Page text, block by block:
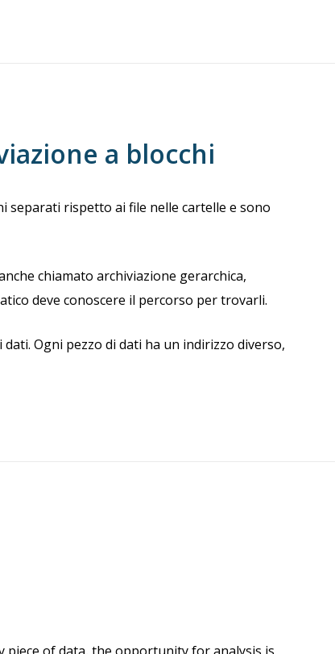
a blocchi
separati rispetto ai file nelle cartelle e sono
chiamato archiviazione gerarchica,
deve conoscere il percorso per trovarli.
Ogni pezzo di dati ha un indirizzo diverso,